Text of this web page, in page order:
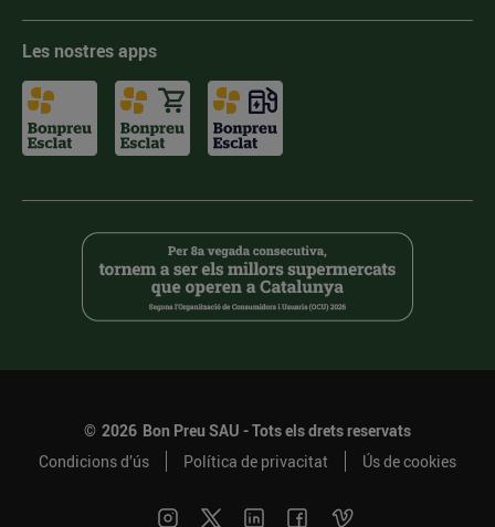
Les nostres apps
© 2026 Bon Preu SAU - Tots els drets reservats
Condicions d’ús
Política de privacitat Ús de cookies